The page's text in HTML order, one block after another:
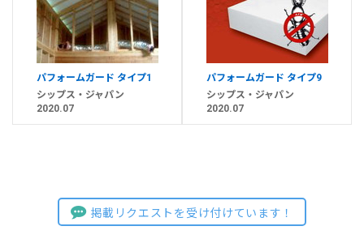
パフォームガード タイプ1
シップス・ジャパン
2020.07
パフォームガード タイプ9
シップス・ジャパン
2020.07
掲載リクエストを受け付けています！